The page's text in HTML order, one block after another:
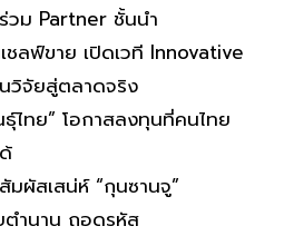
วม Partner ชั้นนำ
ชลฟ์ขาย เปิดเวที Innovative
วิจัยสู่ตลาดจริง
ไทย” โอกาสลงทุนที่คนไทย
ผัสเสน่ห์ “กุนซานจู”
ตำนาน ถอดรหัส